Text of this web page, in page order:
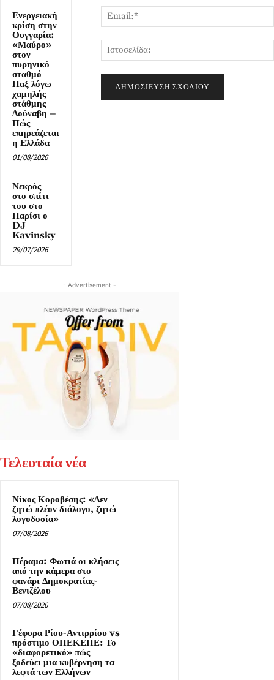
Ενεργειακή
κρίση στην
Ουγγαρία:
«Μαύρο»
στον
πυρηνικό
σταθμό
Παξ λόγω
χαμηλής
στάθμης
Δούναβη –
Πώς
επηρεάζεται
η Ελλάδα
01/08/2026
Νεκρός
στο σπίτι
του στο
Παρίσι ο
DJ
Kavinsky
29/07/2026
- Advertisement -
Τελευταία νέα
Νίκος Κοροβέσης: «Δεν
ζητώ πλέον διάλογο, ζητώ
λογοδοσία»
07/08/2026
Πέραμα: Φωτιά οι κλήσεις
από την κάμερα στο
φανάρι Δημοκρατίας-
Βενιζέλου
07/08/2026
Γέφυρα Ρίου-Αντιρρίου vs
πρόστιμο ΟΠΕΚΕΠΕ: Το
«διαφορετικό» πώς
ξοδεύει μια κυβέρνηση τα
λεφτά των Ελλήνων